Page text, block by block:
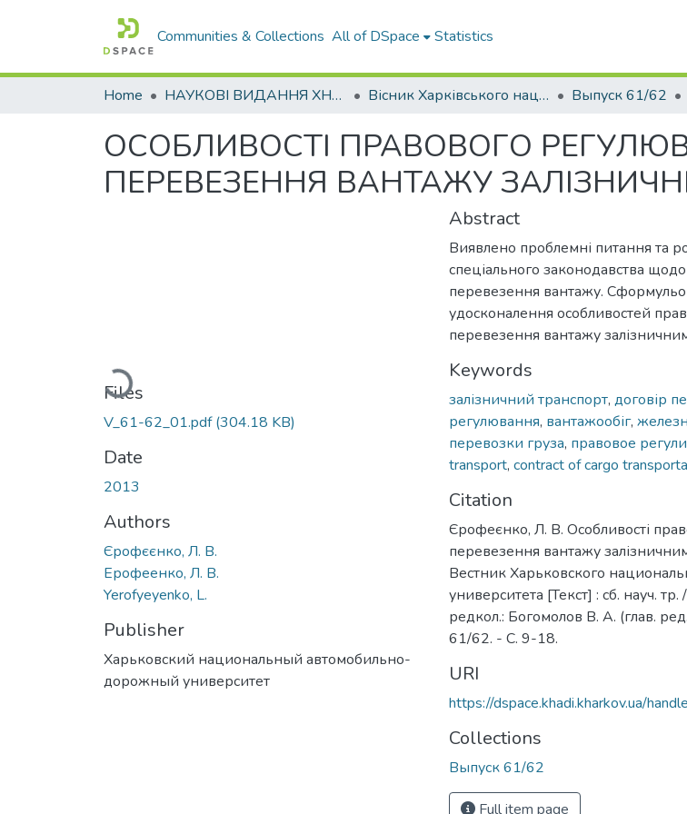
Communities & Collections All of DSpace Statistics
Home НАУКОВІ ВИДАННЯ ХНАДУ Вісник Харківського національного автомобільно-дорожнього університету / Вестник Харьковского национального автомобильно-дорожного университета Выпуск 61/62
ОСОБЛИВОСТІ ПРАВОВОГО
ПЕРЕВЕЗЕННЯ ВАНТАЖУ
Loading...
Files
V_61-62_01.pdf(304.18 KB)
Date
2013
Authors
Єрофєєнко, Л. В.
Ерофеенко, Л. В.
Yerofyeyenko, L.
Publisher
Харьковский национальный автомобильно-
дорожный университет
Abstract
Виявлено проблемні питання та
спеціального законодавства
перевезення вантажу.
удосконалення особливостей
перевезення вантажу
Keywords
залізничний транспорт, договір
регулювання, вантажообіг,
перевозки груза, правовое
transport, contract of cargo
Citation
Єрофеєнко, Л. В. Особливості
перевезення вантажу
Вестник Харьковского
университета [Текст] : сб. науч.
редкол.: Богомолов В. А. (глав.
61/62. - C. 9-18.
URI
https://dspace.khadi.kharkov.ua/
Collections
Выпуск 61/62
Full item page